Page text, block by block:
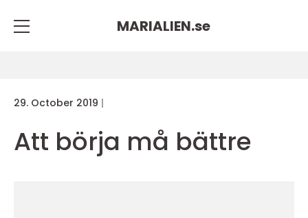
MARIALIEN.se
29. October 2019
Att börja må bättre